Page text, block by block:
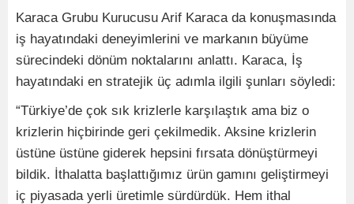
Karaca Grubu Kurucusu Arif Karaca da konuşmasında
iş hayatındaki deneyimlerini ve markanın büyüme
sürecindeki dönüm noktalarını anlattı. Karaca, İş
hayatındaki en stratejik üç adımla ilgili şunları söyledi:
“Türkiye’de çok sık krizlerle karşılaştık ama biz o
krizlerin hiçbirinde geri çekilmedik. Aksine krizlerin
üstüne üstüne giderek hepsini fırsata dönüştürmeyi
bildik. İthalatta başlattığımız ürün gamını geliştirmeyi
iç piyasada yerli üretimle sürdürdük. Hem ithal